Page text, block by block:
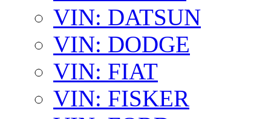
VIN: DATSUN
VIN: DODGE
VIN: FIAT
VIN: FISKER